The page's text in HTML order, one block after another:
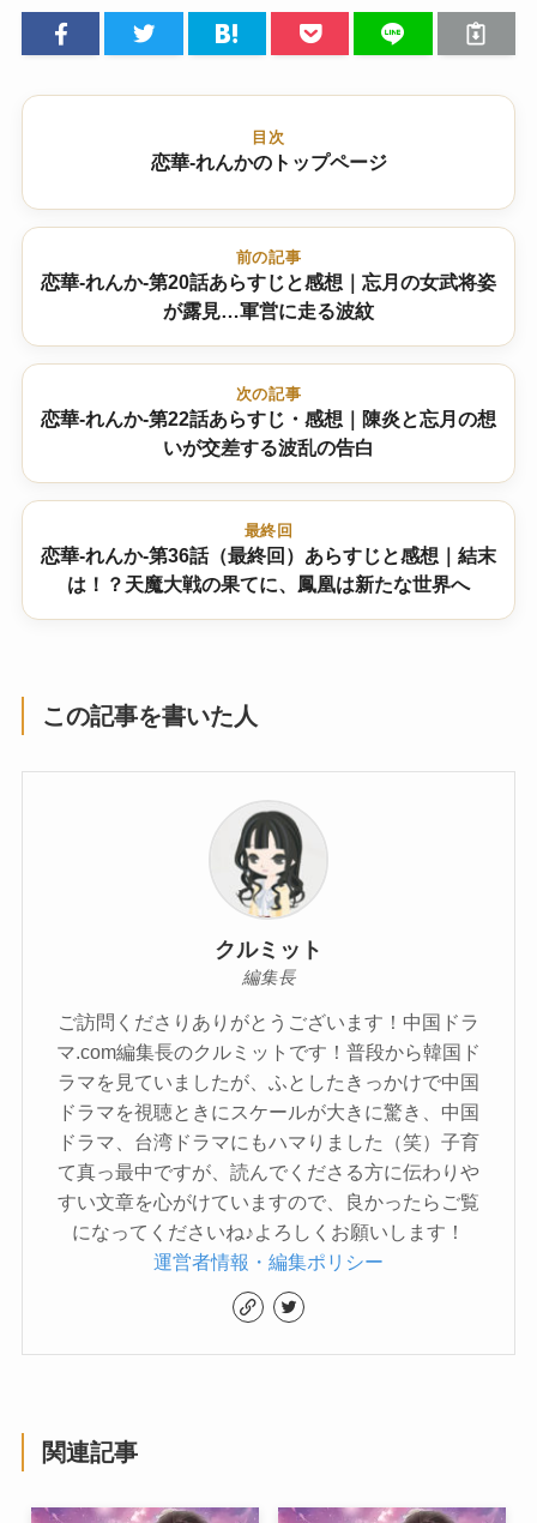
目次
恋華-れんかのトップページ
前の記事
恋華-れんか-第20話あらすじと感想｜忘月の女武将姿
が露見…軍営に走る波紋
次の記事
恋華-れんか-第22話あらすじ・感想｜陳炎と忘月の想
いが交差する波乱の告白
最終回
恋華-れんか-第36話（最終回）あらすじと感想｜結末
は！？天魔大戦の果てに、鳳凰は新たな世界へ
この記事を書いた人
クルミット
編集長
ご訪問くださりありがとうございます！中国ドラ
マ.com編集長のクルミットです！普段から韓国ド
ラマを見ていましたが、ふとしたきっかけで中国
ドラマを視聴ときにスケールが大きに驚き、中国
ドラマ、台湾ドラマにもハマりました（笑）子育
て真っ最中ですが、読んでくださる方に伝わりや
すい文章を心がけていますので、良かったらご覧
になってくださいね♪よろしくお願いします！
運営者情報・編集ポリシー
関連記事